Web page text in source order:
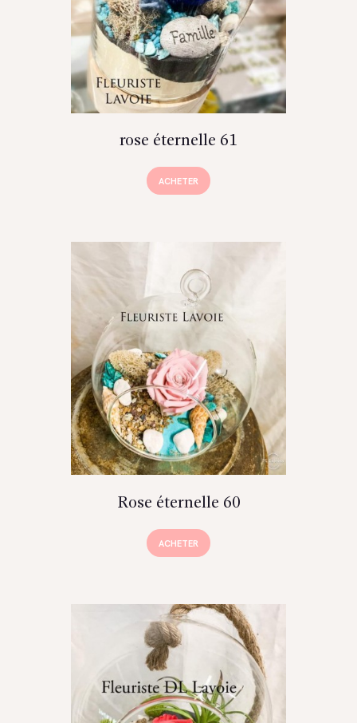
rose éternelle 61
ACHETER
Rose éternelle 60
ACHETER